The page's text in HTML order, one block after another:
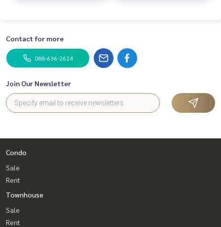
Contact for more
088-636-2624
Join Our Newsletter
Condo
Sale
Rent
Townhouse
Sale
Rent